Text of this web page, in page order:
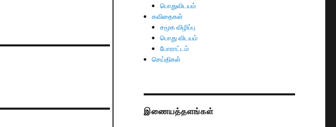
பொதுவிடயம்
கவிதைகள்
சமூக விழிப்பு
பொது விடயம்
போராட்டம்
செய்திகள்
இணையத்தளங்கள்